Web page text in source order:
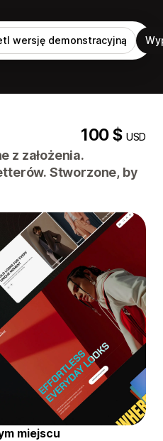
wersję demonstracyjną
100 $USD
z założenia.
Stworzone, by
miejscu